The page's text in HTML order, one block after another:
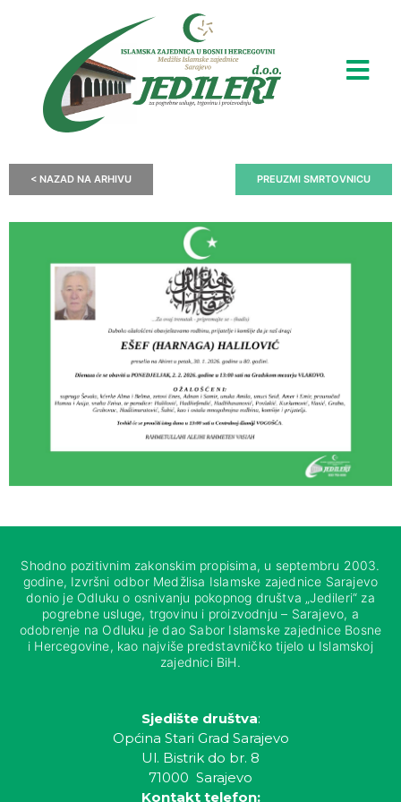
< NAZAD NA ARHIVU PREUZMI SMRTOVNICU
Shodno pozitivnim zakonskim propisima, u septembru 2003.
godine, Izvršni odbor Medžlisa Islamske zajednice Sarajevo
donio je Odluku o osnivanju pokopnog društva „Jedileri“ za
pogrebne usluge, trgovinu i proizvodnju – Sarajevo, a
odobrenje na Odluku je dao Sabor Islamske zajednice Bosne
i Hercegovine, kao najviše predstavničko tijelo u Islamskoj
zajednici BiH.
Sjedište društva:
Općina Stari Grad Sarajevo
Ul. Bistrik do br. 8
71000 Sarajevo
Kontakt telefon: